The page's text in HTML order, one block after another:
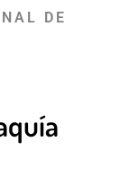
DE